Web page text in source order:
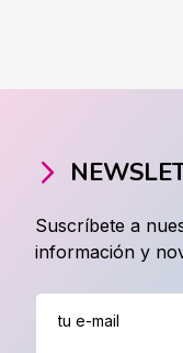
Suscríbete a
información y